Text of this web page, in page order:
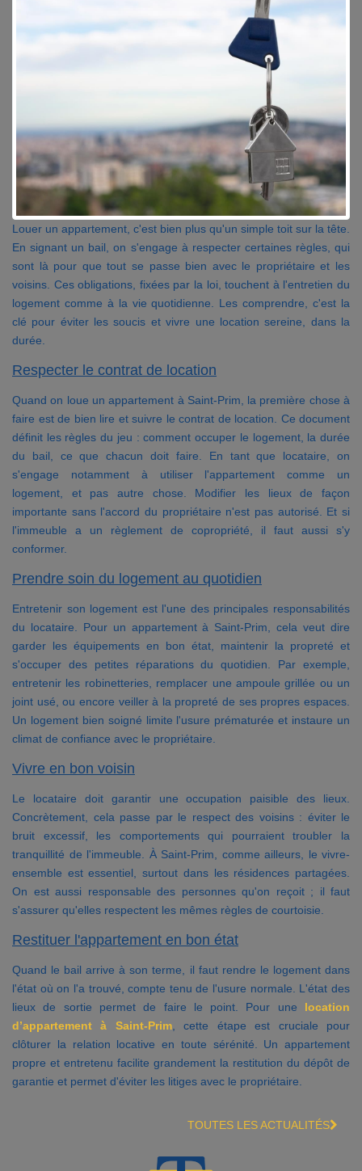
Contact
Accès clients
Louer un appartement, c'est bien plus qu'un simple toit sur la tête.
En signant un bail, on s'engage à respecter certaines règles, qui
sont là pour que tout se passe bien avec le propriétaire et les
voisins. Ces obligations, fixées par la loi, touchent à l'entretien du
logement comme à la vie quotidienne. Les comprendre, c'est la
clé pour éviter les soucis et vivre une location sereine, dans la
durée.
Respecter le contrat de location
Quand on loue un appartement à Saint-Prim, la première chose à
faire est de bien lire et suivre le contrat de location. Ce document
définit les règles du jeu : comment occuper le logement, la durée
du bail, ce que chacun doit faire. En tant que locataire, on
s'engage notamment à utiliser l'appartement comme un
logement, et pas autre chose. Modifier les lieux de façon
importante sans l'accord du propriétaire n'est pas autorisé. Et si
l'immeuble a un règlement de copropriété, il faut aussi s'y
conformer.
Prendre soin du logement au quotidien
Entretenir son logement est l'une des principales responsabilités
du locataire. Pour un appartement à Saint-Prim, cela veut dire
garder les équipements en bon état, maintenir la propreté et
s'occuper des petites réparations du quotidien. Par exemple,
entretenir les robinetteries, remplacer une ampoule grillée ou un
joint usé, ou encore veiller à la propreté de ses propres espaces.
Un logement bien soigné limite l'usure prématurée et instaure un
climat de confiance avec le propriétaire.
Vivre en bon voisin
Le locataire doit garantir une occupation paisible des lieux.
Concrètement, cela passe par le respect des voisins : éviter le
bruit excessif, les comportements qui pourraient troubler la
tranquillité de l'immeuble. À Saint-Prim, comme ailleurs, le vivre-
ensemble est essentiel, surtout dans les résidences partagées.
On est aussi responsable des personnes qu'on reçoit ; il faut
s'assurer qu'elles respectent les mêmes règles de courtoisie.
Restituer l'appartement en bon état
Quand le bail arrive à son terme, il faut rendre le logement dans
l'état où on l'a trouvé, compte tenu de l'usure normale. L'état des
lieux de sortie permet de faire le point. Pour une location
d’appartement à Saint-Prim, cette étape est cruciale pour
clôturer la relation locative en toute sérénité. Un appartement
propre et entretenu facilite grandement la restitution du dépôt de
garantie et permet d'éviter les litiges avec le propriétaire.
TOUTES LES ACTUALITÉS